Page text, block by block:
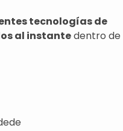
tecnologías de
al instantedentro de